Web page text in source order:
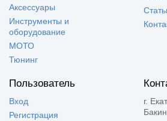
Аксессуары
Инструменты и
оборудование
МОТО
Тюнинг
Пользователь
Вход
Регистрация
г.